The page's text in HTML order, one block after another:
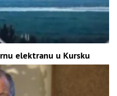
elektranu u Kursku